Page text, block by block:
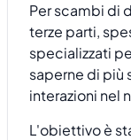
Per scambi di
terze parti,
specializzati
saperne di più
interazioni nel
L'obiettivo è